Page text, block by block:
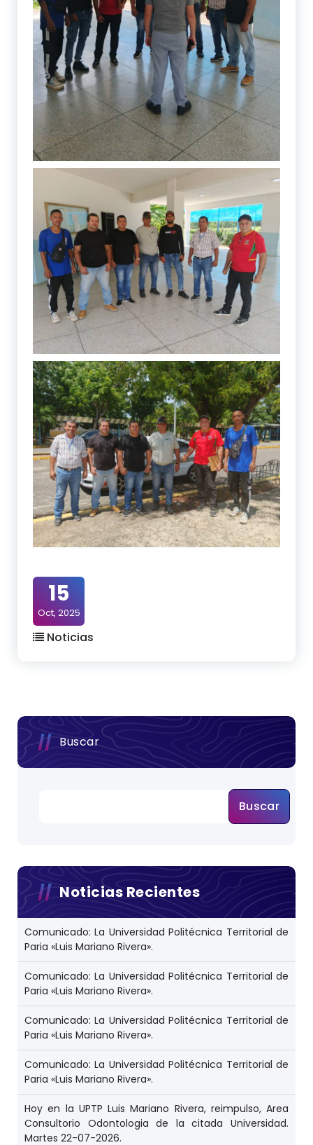
15
Oct, 2025
Noticias
Buscar
Buscar
Noticias Recientes
Comunicado: La Universidad Politécnica Territorial de
Paria «Luis Mariano Rivera».
Comunicado: La Universidad Politécnica Territorial de
Paria «Luis Mariano Rivera».
Comunicado: La Universidad Politécnica Territorial de
Paria «Luis Mariano Rivera».
Comunicado: La Universidad Politécnica Territorial de
Paria «Luis Mariano Rivera».
Hoy en la UPTP Luis Mariano Rivera, reimpulso, Area
Consultorio Odontologia de la citada Universidad.
Martes 22-07-2026.